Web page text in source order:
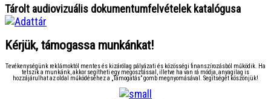
Tárolt audiovizuális dokumentumfelvételek katalógusa
Kérjük, támogassa munkánkat!
Tevékenységünk reklámoktól mentes és kizárólag pályázati és közösségi finanszírozásból működik. Ha
tetszik a munkánk, akkor segítheti egy megosztással, illetve ha van rá módja, anyagilag is
hozzájárulhat az oldal működéséhez a „Támogatás” gomb megnyomásával. Segítségét köszönjük!